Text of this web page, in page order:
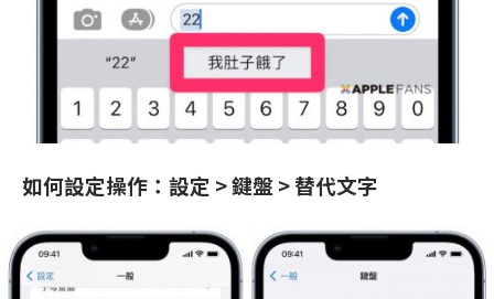
如何設定操作：設定 > 鍵盤 > 替代文字